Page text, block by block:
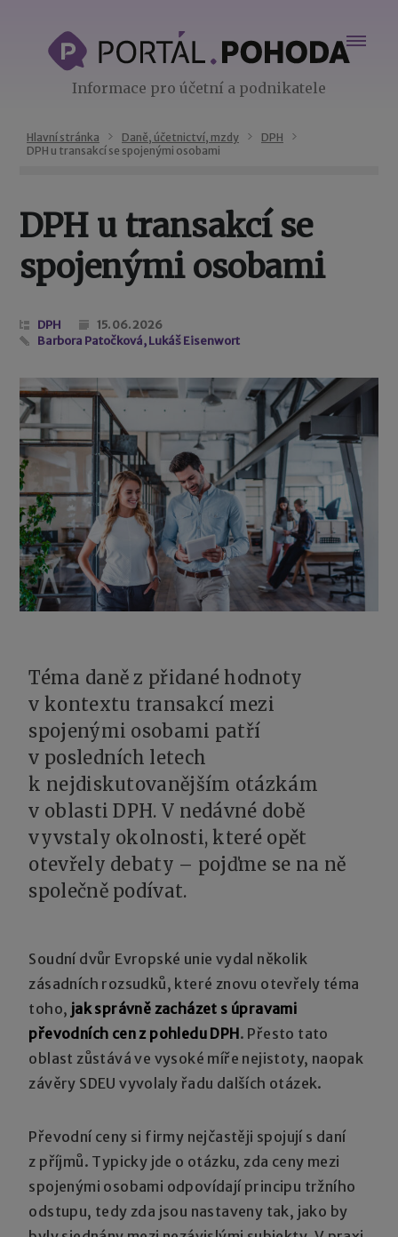
Informace pro účetní a podnikatele
Hlavní stránka Daně, účetnictví, mzdy
DPH
DPH u transakcí se spojenými osobami
DPH u transakcí se
spojenými osobami
DPH
15. 06. 2026
Barbora Patočková, Lukáš Eisenwort
Téma daně z přidané hodnoty
v kontextu transakcí mezi
spojenými osobami patří
v posledních letech
k nejdiskutovanějším otázkám
v oblasti DPH. V nedávné době
vyvstaly okolnosti, které opět
otevřely debaty – pojďme se na ně
společně podívat.
Soudní dvůr Evropské unie vydal několik
zásadních rozsudků, které znovu otevřely téma
toho, jak správně zacházet s úpravami
převodních cen z pohledu DPH. Přesto tato
oblast zůstává ve vysoké míře nejistoty, naopak
závěry SDEU vyvolaly řadu dalších otázek.
Převodní ceny si firmy nejčastěji spojují s daní
z příjmů. Typicky jde o otázku, zda ceny mezi
spojenými osobami odpovídají principu tržního
odstupu, tedy zda jsou nastaveny tak, jako by